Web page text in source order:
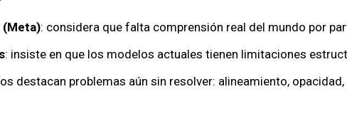
(Meta): considera que falta comprensión real del mundo por
: insiste en que los modelos actuales tienen limitaciones
destacan problemas aún sin resolver: alineamiento,